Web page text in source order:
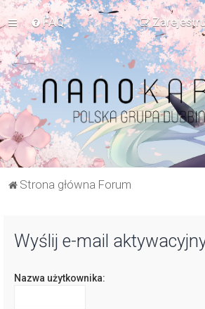
FAQ
Strona główna Forum
Wyślij e-mail
Nazwa użytkownika: